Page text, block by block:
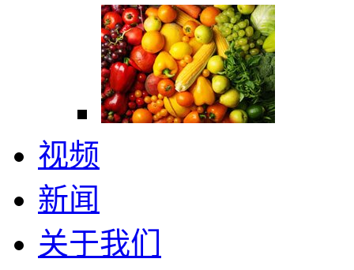
视频
新闻
关于我们